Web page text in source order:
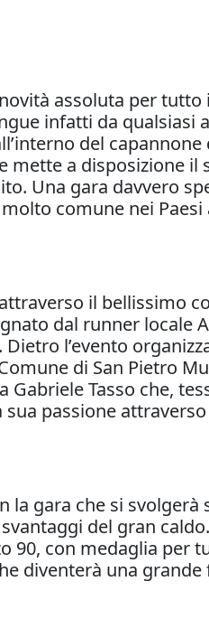
assoluta per tutto
infatti da qualsiasi
del capannone
mette a disposizione il
Una gara davvero
comune nei Paesi
il bellissimo
dal runner locale
l’evento
di San Pietro
Tasso che,
passione
la gara che si svolgerà
del gran
90, con medaglia per
diventerà una grande